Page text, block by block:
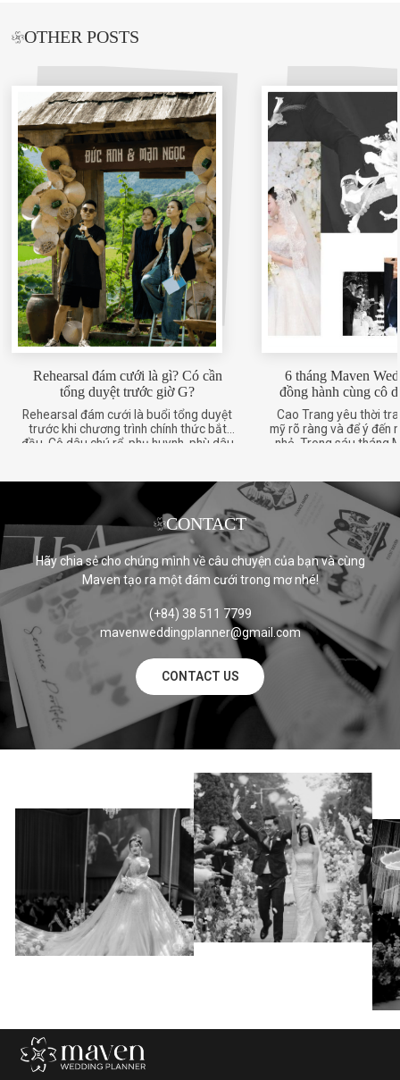
OTHER POSTS
Rehearsal đám cưới là gì? Có cần
tổng duyệt trước giờ G?
Rehearsal đám cưới là buổi tổng duyệt
trước khi chương trình chính thức bắt
đầu. Cô dâu chú rể, phụ huynh, phù dâu
xuất hiện, hướng di chuyển, vị trí đứng,
âm nhạc và ánh sáng. Buổi […]
6 tháng Maven
đồng hành cùng cô
Cao Trang yêu thời
mỹ rõ ràng và để ý đến
nhỏ. Trong sáu tháng
trao đổi qua điện
cuộc gọi đó, Maven
[…]
CONTACT
Hãy chia sẻ cho chúng mình về câu chuyện của bạn và cùng
Maven tạo ra một đám cưới trong mơ nhé!
(+84) 38 511 7799
mavenweddingplanner@gmail.com
CONTACT US